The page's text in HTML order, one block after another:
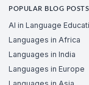
POPULAR BLOG POSTS
AI in Language
Languages in Africa
Languages in India
Languages in Europe